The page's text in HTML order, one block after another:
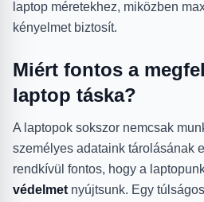
laptop méretekhez, miközben
kényelmet biztosít.
Miért fontos a
laptop táska?
A laptopok sokszor nemcsak
személyes adataink tárolásának
rendkívül fontos, hogy a
védelmet nyújtsunk. Egy